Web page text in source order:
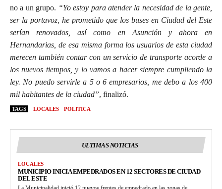
no a un grupo. “Yo estoy para atender la necesidad de la gente,
ser la portavoz, he prometido que los buses en Ciudad del Este
serían renovados, así como en Asunción y ahora en
Hernandarias, de esa misma forma los usuarios de esta ciudad
merecen también contar con un servicio de transporte acorde a
los nuevos tiempos, y lo vamos a hacer siempre cumpliendo la
ley. No puedo servirle a 5 o 6 empresarios, me debo a los 400
mil habitantes de la ciudad”, finalizó.
TAGS LOCALES POLITICA
ULTIMAS NOTICIAS
LOCALES
MUNICIPIO INICIA EMPEDRADOS EN 12 SECTORES DE CIUDAD
DEL ESTE